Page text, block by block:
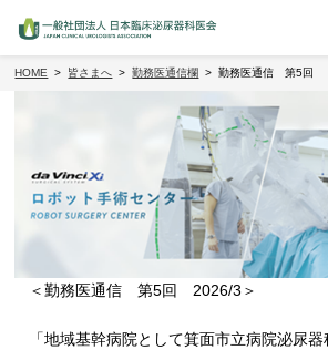
HOME 皆さまへ 勤務医通信欄 勤務医通信 第5回
＜勤務医通信 第5回 2026/3＞
「地域基幹病院として箕面市立病院泌尿器